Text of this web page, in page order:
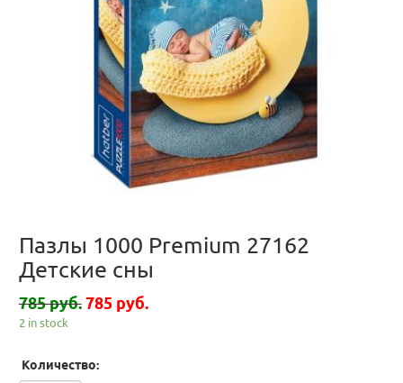
Пазлы 1000 Premium 27162
Детские сны
785 руб. 785 руб.
2 in stock
Количество: